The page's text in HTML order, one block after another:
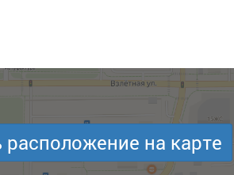
на карте